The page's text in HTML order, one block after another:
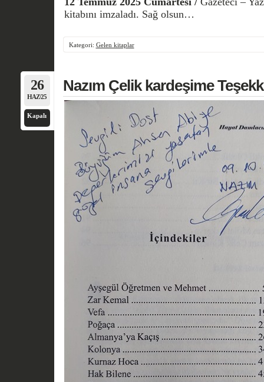
kitabını imzaladı. Sağ olsun…
Kategori: Gelen kitaplar
26
HAZ/25
Kapalı
Nazım Çelik kardeşime